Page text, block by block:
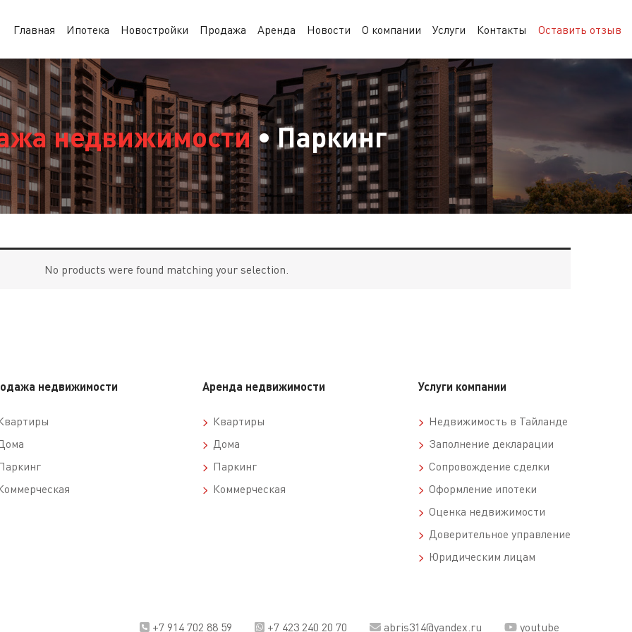
Главная Ипотека Новостройки Продажа Аренда Новости О компании Услуги Контакты Оставить отзыв
недвижимости• Паркинг
No products were found matching your selection.
недвижимости Аренда недвижимости
Квартиры
Дома
Паркинг
Коммерческая
Услуги компании
Недвижимость в Тайланде
Заполнение декларации
Сопровождение сделки
Оформление ипотеки
Оценка недвижимости
Доверительное управление
Юридическим лицам
+7 914 702 88 59 +7 423 240 20 70 abris314@yandex.ru youtube